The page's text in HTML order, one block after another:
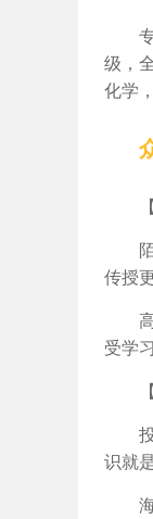
级，
化学
传授
受学
识就